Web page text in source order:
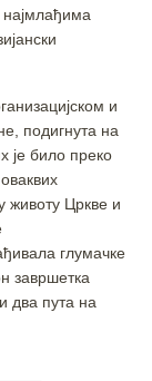
најмлађима
и
подигнута на
је било преко
животу Цркве и
глумачке
завршетка
два пута на